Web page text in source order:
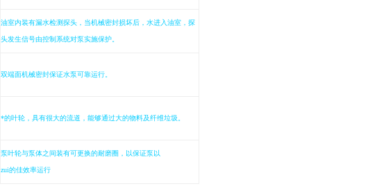
油室内装有漏水检测探头，当机械密封损坏后，水进入油室，探
头发生信号由控制系统对泵实施保护。
双端面机械密封保证水泵可靠运行。
*的叶轮，具有很大的流道，能够通过大的物料及纤维垃圾。
泵叶轮与泵体之间装有可更换的耐磨圈，以保证泵以
zui的佳效率运行